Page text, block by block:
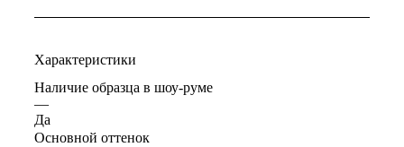
Характеристики
Наличие образца в шоу-руме
—
Да
Основной оттенок